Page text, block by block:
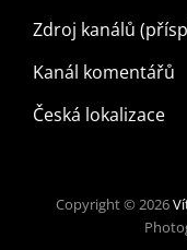
Zdroj kanálů
Kanál komentářů
Česká lokalizace
Copyright © 2026